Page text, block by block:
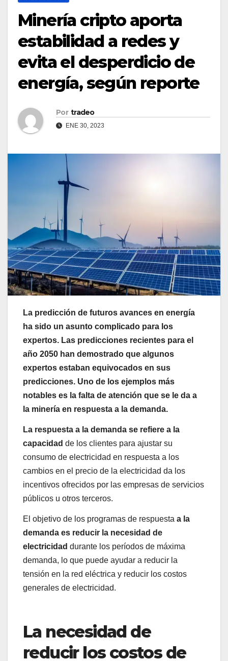
Minería cripto aporta
estabilidad a redes y
evita el desperdicio de
energía, según reporte
Por tradeo
ENE 30, 2023
La predicción de futuros avances en energía
ha sido un asunto complicado para los
expertos. Las predicciones recientes para el
año 2050 han demostrado que algunos
expertos estaban equivocados en sus
predicciones. Uno de los ejemplos más
notables es la falta de atención que se le da a
la minería en respuesta a la demanda.
La respuesta a la demanda se refiere a la
capacidad de los clientes para ajustar su
consumo de electricidad en respuesta a los
cambios en el precio de la electricidad da los
incentivos ofrecidos por las empresas de servicios
públicos u otros terceros.
El objetivo de los programas de respuesta a la
demanda es reducir la necesidad de
electricidad durante los períodos de máxima
demanda, lo que puede ayudar a reducir la
tensión en la red eléctrica y reducir los costos
generales de electricidad.
La necesidad de
reducir los costos de